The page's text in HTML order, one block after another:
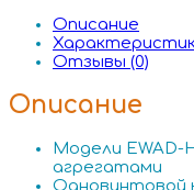
Описание
Отзывы (0)
Описание
Модели EWAD-
агрегатами
Одновинтовой